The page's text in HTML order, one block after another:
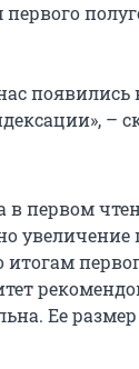
–
в первом
увеличение
итогам
Ее